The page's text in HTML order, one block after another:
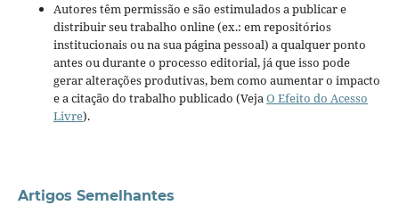
Autores têm permissão e são estimulados a publicar e
distribuir seu trabalho online (ex.: em repositórios
institucionais ou na sua página pessoal) a qualquer ponto
antes ou durante o processo editorial, já que isso pode
gerar alterações produtivas, bem como aumentar o impacto
e a citação do trabalho publicado (VejaO Efeito do Acesso
Livre).
Artigos Semelhantes